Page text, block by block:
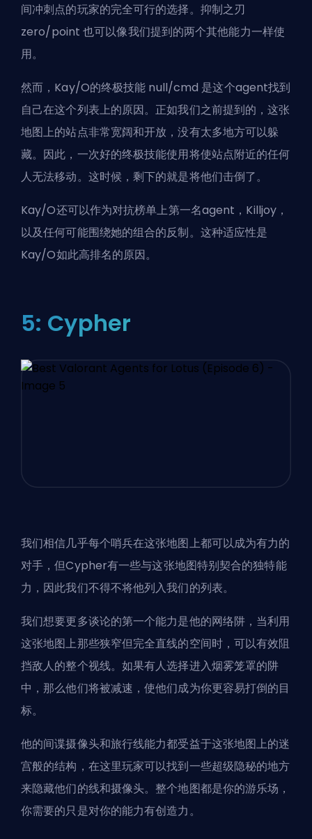
间冲刺点的玩家的完全可行的选择。抑制之刃
zero/point 也可以像我们提到的两个其他能力一样使
用。
然而，Kay/O的终极技能 null/cmd 是这个agent找到
自己在这个列表上的原因。正如我们之前提到的，这张
地图上的站点非常宽阔和开放，没有太多地方可以躲
藏。因此，一次好的终极技能使用将使站点附近的任何
人无法移动。这时候，剩下的就是将他们击倒了。
Kay/O还可以作为对抗榜单上第一名agent，Killjoy，
以及任何可能围绕她的组合的反制。这种适应性是
Kay/O如此高排名的原因。
5: Cypher
我们相信几乎每个哨兵在这张地图上都可以成为有力的
对手，但Cypher有一些与这张地图特别契合的独特能
力，因此我们不得不将他列入我们的列表。
我们想要更多谈论的第一个能力是他的网络阱，当利用
这张地图上那些狭窄但完全直线的空间时，可以有效阻
挡敌人的整个视线。如果有人选择进入烟雾笼罩的阱
中，那么他们将被减速，使他们成为你更容易打倒的目
标。
他的间谍摄像头和旅行线能力都受益于这张地图上的迷
宫般的结构，在这里玩家可以找到一些超级隐秘的地方
来隐藏他们的线和摄像头。整个地图都是你的游乐场，
你需要的只是对你的能力有创造力。